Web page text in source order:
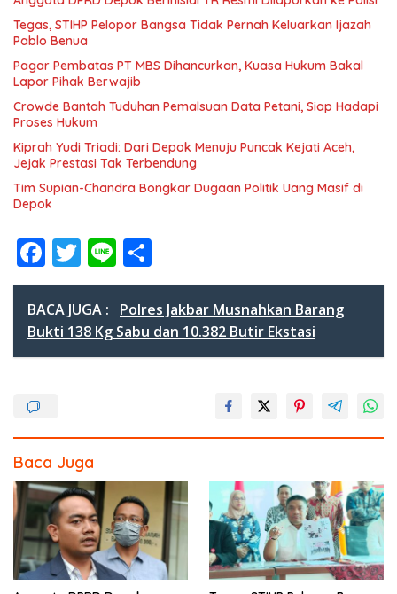
Tegas, STIHP Pelopor Bangsa Tidak Pernah Keluarkan Ijazah
Pablo Benua
Pagar Pembatas PT MBS Dihancurkan, Kuasa Hukum Bakal
Lapor Pihak Berwajib
Crowde Bantah Tuduhan Pemalsuan Data Petani, Siap Hadapi
Proses Hukum
Kiprah Yudi Triadi: Dari Depok Menuju Puncak Kejati Aceh,
Jejak Prestasi Tak Terbendung
Tim Supian-Chandra Bongkar Dugaan Politik Uang Masif di
Depok
F
ac
e
b
o
T
w
itt
er
Li
n
e
h
ar
e
BACA JUGA :
Polres Jakbar Musnahkan Barang
Bukti 138 Kg Sabu dan 10.382 Butir Ekstasi
Baca Juga